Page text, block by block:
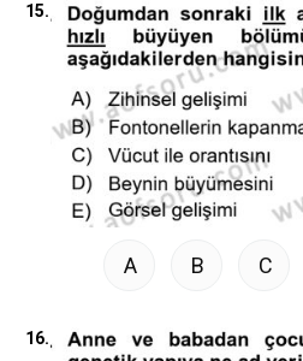
15.
A B C
16.